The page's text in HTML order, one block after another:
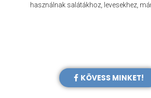
használnak salátákhoz, levesekhez,
KÖVESS MINKET!